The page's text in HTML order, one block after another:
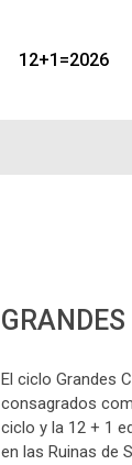
12+1=2026
El ciclo Grandes
consagrados
ciclo y la 12 + 1
en las Ruinas de